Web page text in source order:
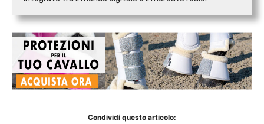
Condividi questo articolo: